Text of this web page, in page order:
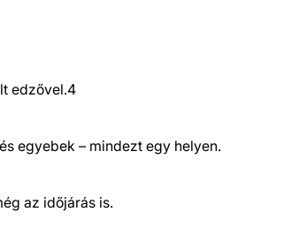
edzővel.4
egyebek – mindezt egy helyen.
az időjárás is.